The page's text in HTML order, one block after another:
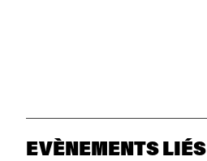
EVÈNEMENTS LIÉS